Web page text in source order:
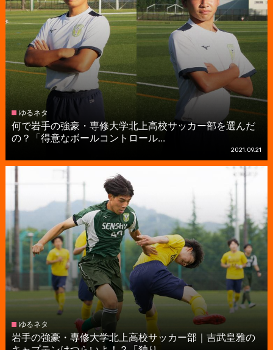
ゆるネタ
何で岩手の強豪・専修大学北上高校サッカー部を選んだ
の？「得意なボールコントロール...
2021.09.21
ゆるネタ
岩手の強豪・専修大学北上高校サッカー部｜吉武皇雅の